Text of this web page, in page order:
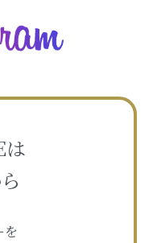
を